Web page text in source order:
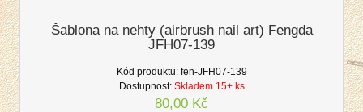
Šablona na nehty (airbrush nail art) Fengda
JFH07-139
Kód produktu: fen-JFH07-139
Dostupnost: Skladem 15+ ks
80,00 Kč